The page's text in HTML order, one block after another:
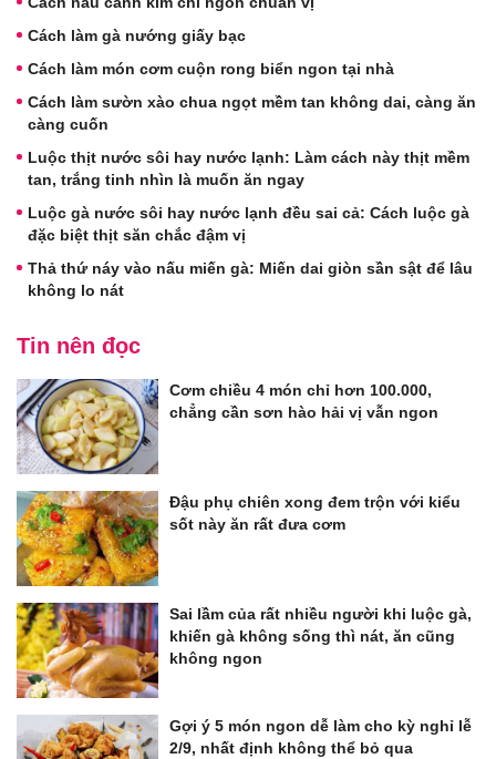
Cách làm gà nướng giấy bạc
Cách làm món cơm cuộn rong biển ngon tại nhà
Cách làm sườn xào chua ngọt mềm tan không dai, càng ăn
càng cuốn
Luộc thịt nước sôi hay nước lạnh: Làm cách này thịt mềm
tan, trắng tinh nhìn là muốn ăn ngay
Luộc gà nước sôi hay nước lạnh đều sai cả: Cách luộc gà
đặc biệt thịt săn chắc đậm vị
Thả thứ náy vào nấu miến gà: Miến dai giòn sần sật để lâu
không lo nát
Tin nên đọc
Cơm chiều 4 món chỉ hơn 100.000,
chẳng cần sơn hào hải vị vẫn ngon
Đậu phụ chiên xong đem trộn với kiểu
sốt này ăn rất đưa cơm
Sai lầm của rất nhiều người khi luộc gà,
khiến gà không sống thì nát, ăn cũng
không ngon
Gợi ý 5 món ngon dễ làm cho kỳ nghỉ lễ
2/9, nhất định không thể bỏ qua